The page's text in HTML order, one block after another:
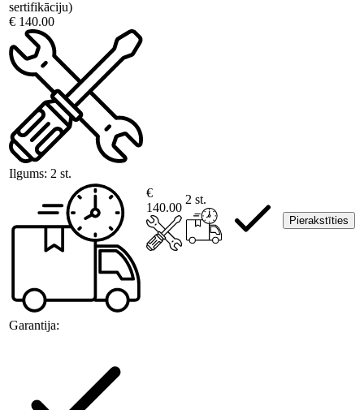
sertifikāciju)
€ 140.00
Ilgums: 2 st.
Garantija:
€
140.00
2 st.
Pierakstīties